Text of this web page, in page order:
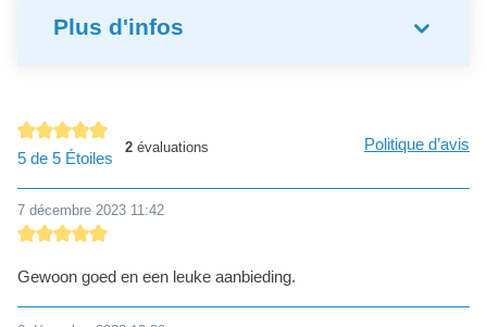
Plus d'infos
Note moyenne de 5 sur 5 étoiles
5 de 5 Étoiles
2évaluations Politique d’avis
7 décembre 2023 11:42
Gewoon goed en een leuke aanbieding.